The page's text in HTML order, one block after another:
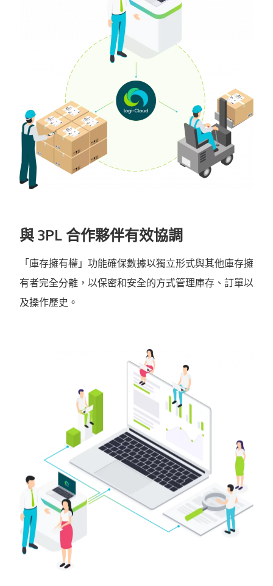
與 3PL 合作夥伴有效協調
「庫存擁有權」功能確保數據以獨立形式與其他庫存擁
有者完全分離，以保密和安全的方式管理庫存、訂單以
及操作歷史。